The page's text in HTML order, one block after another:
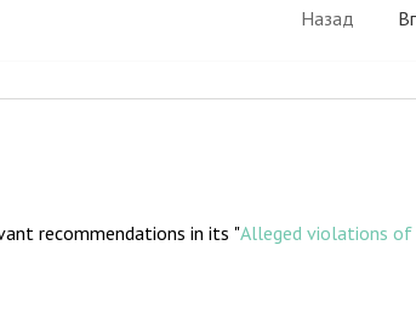
Назад
recommendations in its "Alleged violations